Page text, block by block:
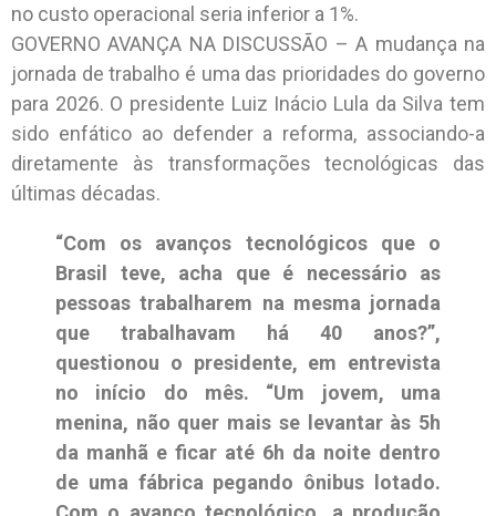
no custo operacional seria inferior a 1%.
GOVERNO AVANÇA NA DISCUSSÃO – A mudança na
jornada de trabalho é uma das prioridades do governo
para 2026. O presidente Luiz Inácio Lula da Silva tem
sido enfático ao defender a reforma, associando-a
diretamente às transformações tecnológicas das
últimas décadas.
“Com os avanços tecnológicos que o
Brasil teve, acha que é necessário as
pessoas trabalharem na mesma jornada
que trabalhavam há 40 anos?”,
questionou o presidente, em entrevista
no início do mês. “Um jovem, uma
menina, não quer mais se levantar às 5h
da manhã e ficar até 6h da noite dentro
de uma fábrica pegando ônibus lotado.